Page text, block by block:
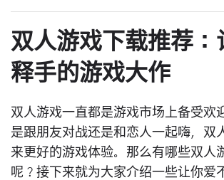
双人游戏下载推荐：
释手的游戏大作
双人游戏一直都是游戏市场上备受欢
是跟朋友对战还是和恋人一起嗨，双
来更好的游戏体验。那么有哪些双人
呢？接下来就为大家介绍一些让你爱